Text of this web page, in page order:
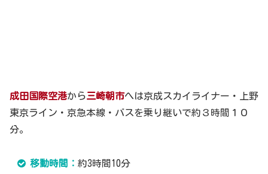
成田国際空港から三崎朝市へは京成スカイライナー・上野
東京ライン・京急本線・バスを乗り継いで約３時間１０
分。
移動時間： 約3時間10分